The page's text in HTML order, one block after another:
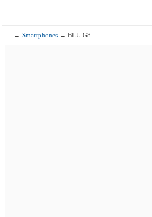
→Smartphones → BLU G8